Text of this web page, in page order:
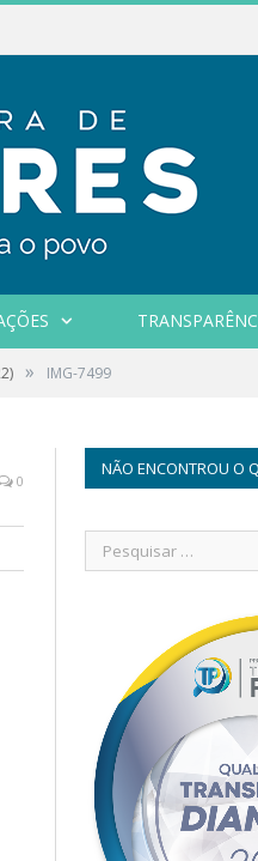
» IMG-7499
0
NÃO ENCONTROU O